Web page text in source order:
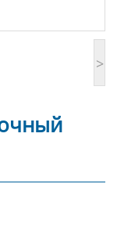
>